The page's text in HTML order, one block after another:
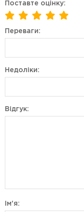
Поставте оцінку:
Переваги:
Недоліки:
Відгук:
Ім'я: